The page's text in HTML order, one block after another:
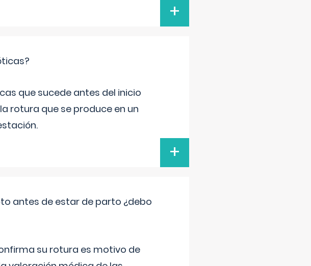
+
que sucede antes del inicio
rotura que se produce en un
+
antes de estar de parto ¿debo
su rotura es motivo de